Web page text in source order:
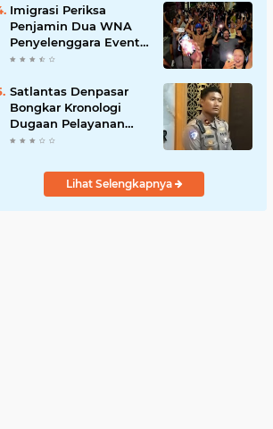
Imigrasi Periksa
Penjamin Dua WNA
Penyelenggara Event
Bali Silent Disco
Satlantas Denpasar
Bongkar Kronologi
Dugaan Pelayanan
SIM di Luar Prosedur
Lihat Selengkapnya